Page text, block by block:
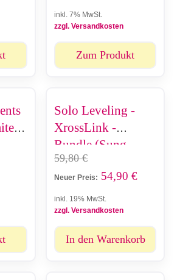
inkl. 7% MwSt.
zzgl. Versandkosten
Zum Produkt
Solo Leveling -
XrossLink -
Bundle (Sung
Jinwoo & Cha Hae-
In)
59,80€
Neuer Preis: 54,90 €
inkl. 19% MwSt.
zzgl. Versandkosten
In den Warenkorb